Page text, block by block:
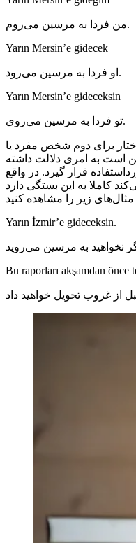
من فردا به مرسین می‌روم.
Yarın Mersin’e gidecek
او فردا به مرسین می‌رود.
Yarın Mersin’e gideceksin
تو فردا به مرسین می‌روی.
برای دوم شخص مفرد یا
است به امری دلالت داشته
قرار گیرد. در واقع
کاملا به این بستگی دارد
Yarın İzmir’e gideceksin.
Bu raporları akşamdan önce